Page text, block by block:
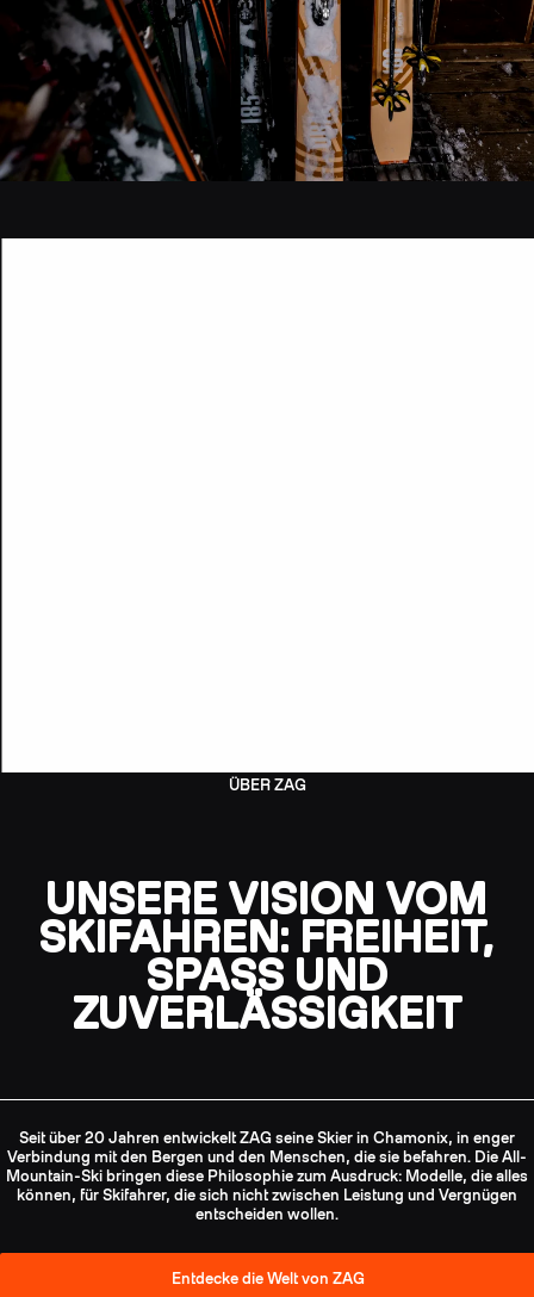
ÜBER ZAG
UNSERE VISION VOM
SKIFAHREN: FREIHEIT,
SPASS UND Z
UVERLÄSSIGKEIT
Seit über 20 Jahren entwickelt ZAG seine Skier in Chamonix, in enger
Verbindung mit den Bergen und den Menschen, die sie befahren. Die All-
Mountain-Ski bringen diese Philosophie zum Ausdruck: Modelle, die alles
können, für Skifahrer, die sich nicht zwischen Leistung und Vergnügen
entscheiden wollen.
Entdecke die Welt von ZAG